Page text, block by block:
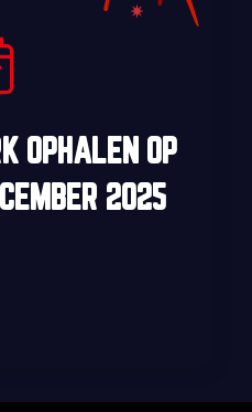
OPHALEN OP
2025